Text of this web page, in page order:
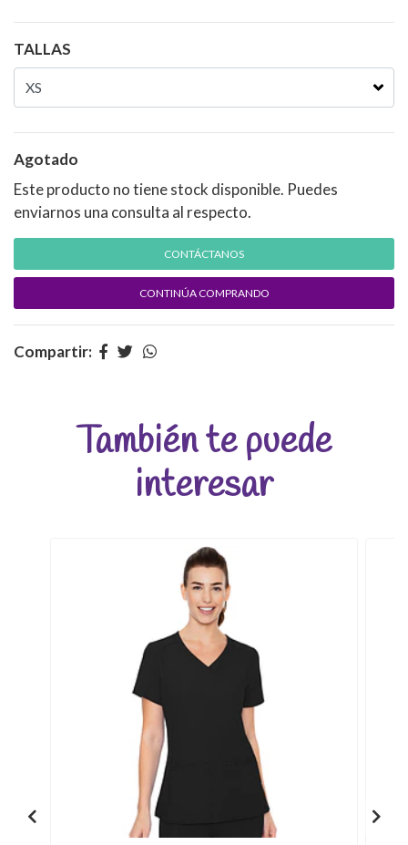
TALLAS
Agotado
Este producto no tiene stock disponible. Puedes
enviarnos una consulta al respecto.
CONTÁCTANOS
CONTINÚA COMPRANDO
Compartir:
También te puede
interesar